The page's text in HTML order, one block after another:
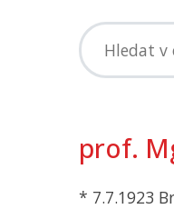
prof.
* 7.7.1923